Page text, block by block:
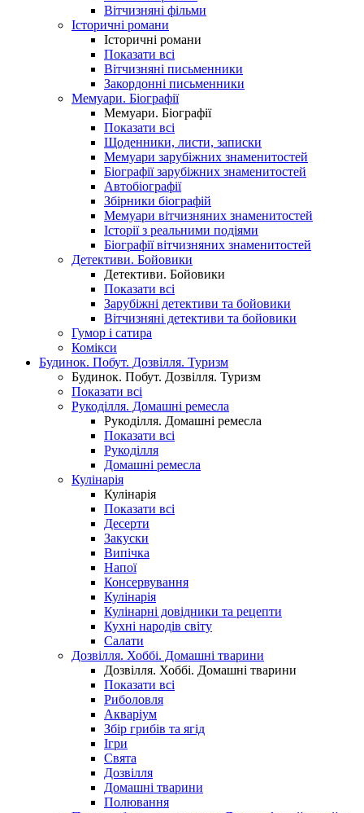
Вітчизняні фільми
Історичні романи
Історичні романи
Показати всі
Вітчизняні письменники
Закордонні письменники
Мемуари. Біографії
Мемуари. Біографії
Показати всі
Щоденники, листи, записки
Мемуари зарубіжних знаменитостей
Біографії зарубіжних знаменитостей
Автобіографії
Збірники біографій
Мемуари вітчизняних знаменитостей
Історії з реальними подіями
Біографії вітчизняних знаменитостей
Детективи. Бойовики
Детективи. Бойовики
Показати всі
Зарубіжні детективи та бойовики
Вітчизняні детективи та бойовики
Гумор і сатира
Комікси
Будинок. Побут. Дозвілля. Туризм
Будинок. Побут. Дозвілля. Туризм
Показати всі
Рукоділля. Домашні ремесла
Рукоділля. Домашні ремесла
Показати всі
Рукоділля
Домашні ремесла
Кулінарія
Кулінарія
Показати всі
Десерти
Закуски
Випічка
Напої
Консервування
Кулінарія
Кулінарні довідники та рецепти
Кухні народів світу
Салати
Дозвілля. Хоббі. Домашні тварини
Дозвілля. Хоббі. Домашні тварини
Показати всі
Риболовля
Акваріум
Збір грибів та ягід
Ігри
Свята
Дозвілля
Домашні тварини
Полювання